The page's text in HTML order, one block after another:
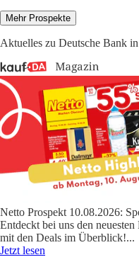
Mehr Prospekte
Aktuelles zu Deutsche Bank
Netto Prospekt 10.08.2026:
Entdeckt bei uns den
mit den Deals im Überblick!...
Jetzt lesen